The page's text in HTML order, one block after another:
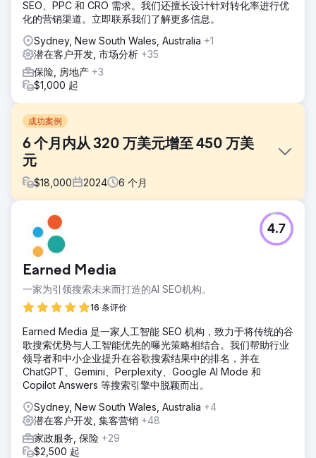
SEO、PPC 和 CRO 需求。我们还擅长设计针对转化率进行优
化的营销渠道。立即联系我们了解更多信息。
Sydney, New South Wales, Australia +1
潜在客户开发, 市场分析 +35
保险, 房地产 +3
$1,000 起
成功案例
6 个月内从 320 万美元增至 450 万美
元
$18,000 2024 6 个月
尽管 Velocity Home Lifts 提供优质产品，但销售却停滞不
前。他们的网站过时，缺乏清晰度，用户界面混乱，无法有效
传达其升降机的价值。此外，缺乏有针对性的营销策略和糟糕
的 SEO 性能使其难以接触潜在客户，尤其是建筑师，而建筑
师是其业务增长的关键。
解决方案
引人入胜的视觉效果，以突出 Velocity Home Lifts 的独特价
值。我们实施了有针对性的数字营销策略，包括 SEO 优化和
针对建筑师量身定制的内容。我们还引入了潜在客户生成工具
并简化了查询流程，以更有效地将网站访问者转化为合格的潜
在客户。
结果
重新设计的网站使网站查询量增加了 50%，合格潜在客户增
加了 35%。有针对性的营销策略提高了知名度，使自然流量增
加了 45%，尤其是来自建筑师的流量。总体而言，增强的数
Earned Media
一家为引领搜索未来而打造的AI SEO机构。
16 条评价
4.7
Earned Media 是一家人工智能 SEO 机构，致力于将传统的谷
歌搜索优势与人工智能优先的曝光策略相结合。我们帮助行业
领导者和中小企业提升在谷歌搜索结果中的排名，并在
ChatGPT、Gemini、Perplexity、Google AI Mode 和
Copilot Answers 等搜索引擎中脱颖而出。
Sydney, New South Wales, Australia +4
潜在客户开发, 集客营销 +48
家政服务, 保险 +29
$2,500 起